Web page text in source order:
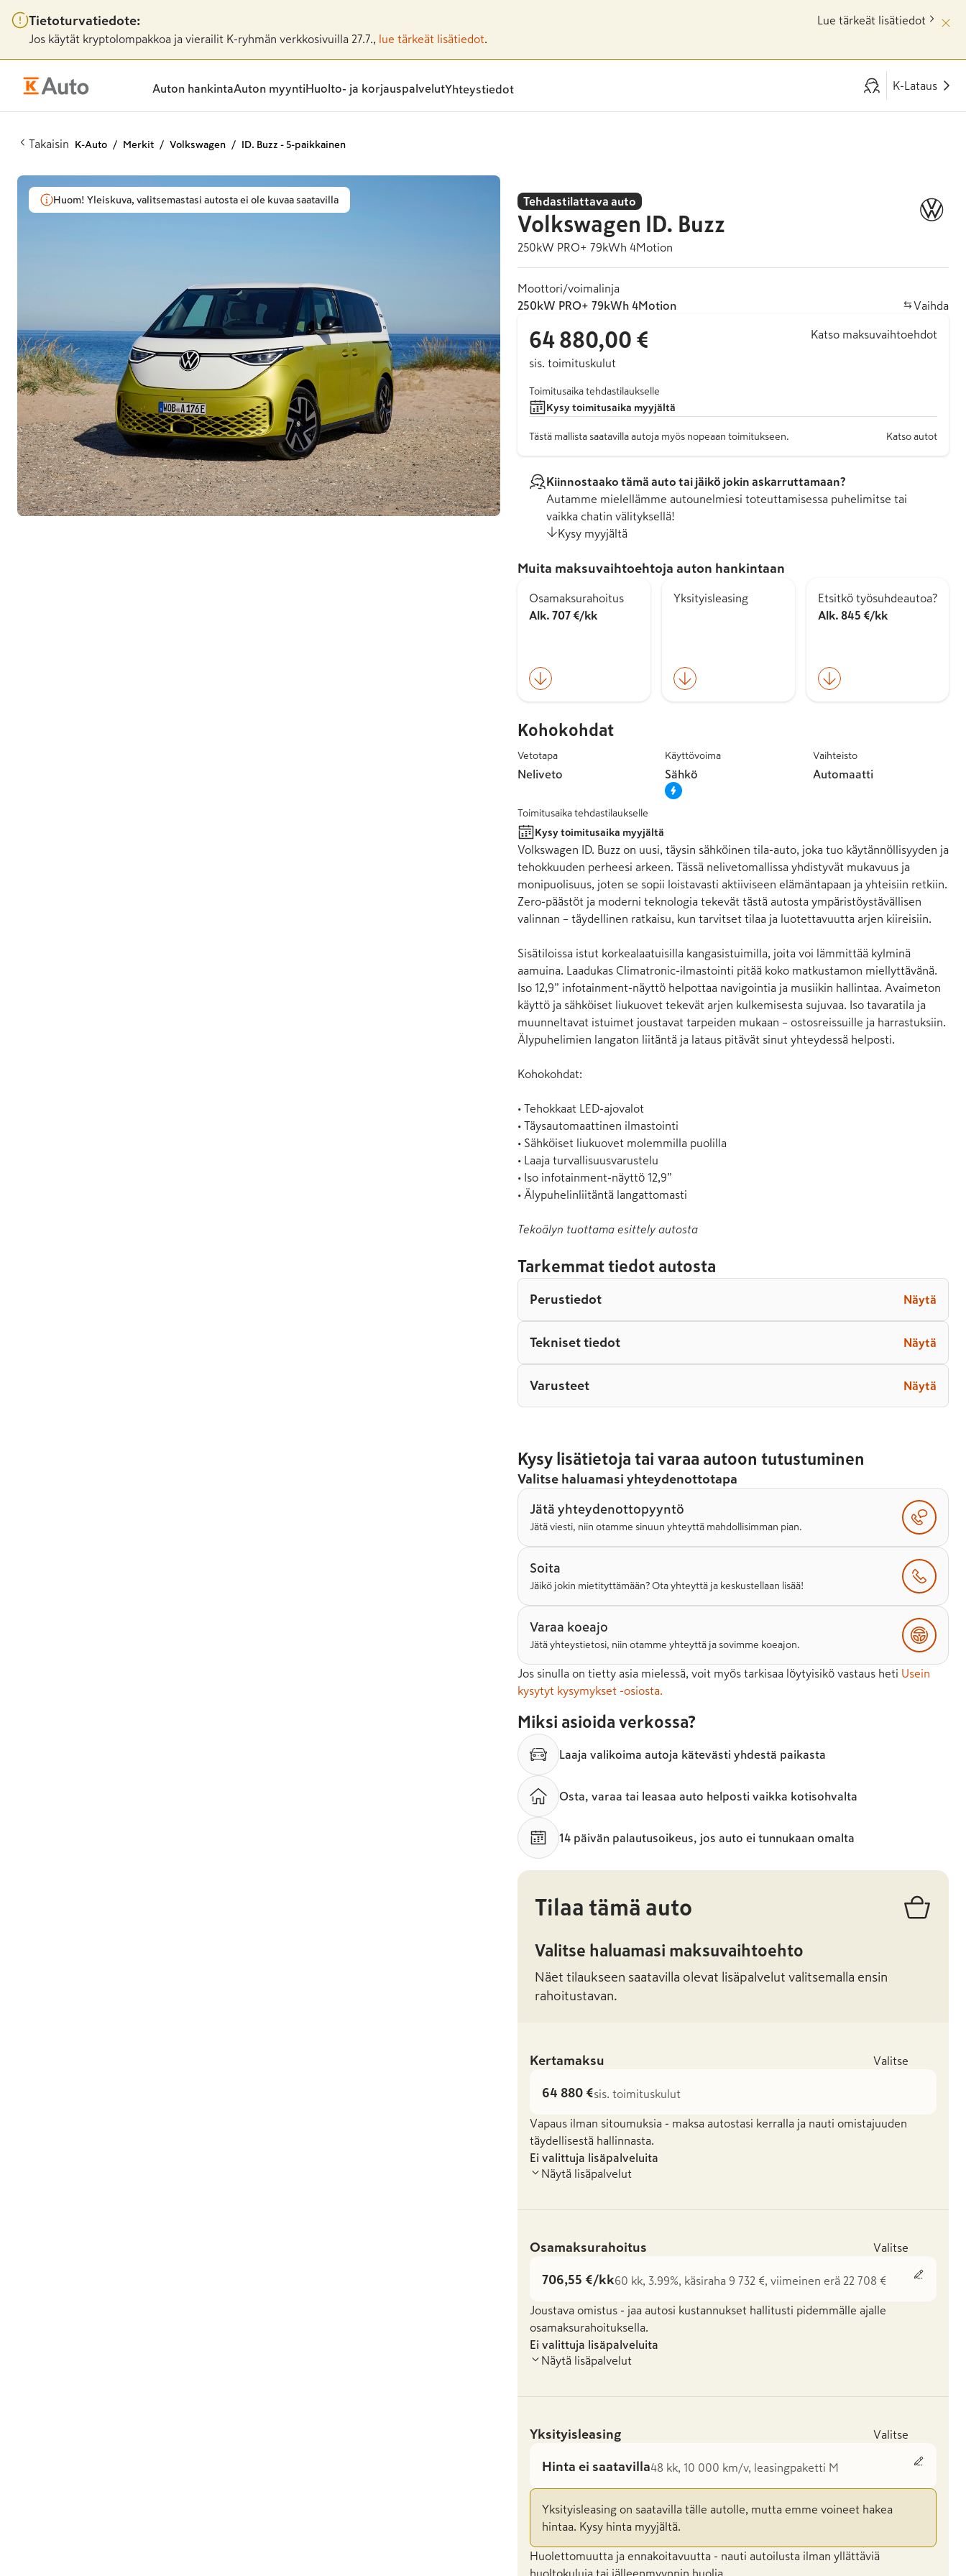
Tietoturvatiedote:
Jos käytät kryptolompakkoa ja vierailit K-ryhmän verkkosivuilla 27.7., lue tärkeät lisätiedot
Lue tärkeät lisätiedot
Auton hankintaAuton myynti Huolto- ja korjauspalvelutYhteystiedot K-Lataus
Takaisin K-Auto Merkit Volkswagen ID. Buzz - 5-paikkainen
Huom! Yleiskuva, valitsemastasi autosta ei ole kuvaa saatavilla Tehdastilattava auto
Volkswagen ID. Buzz
250kW PRO+ 79kWh 4Motion
Moottori/voimalinja
250kW PRO+ 79kWh 4Motion
Vaihda
64 880,00 €
sis. toimituskulut
Katso maksuvaihtoehdot
Toimitusaika tehdastilaukselle
Kysy toimitusaika myyjältä
Tästä mallista saatavilla autoja myös nopeaan toimitukseen. Katso autot
Kiinnostaako tämä auto tai jäikö jokin askarruttamaan?
Autamme mielellämme autounelmiesi toteuttamisessa puhelimitse tai
vaikka chatin välityksellä!
Kysy myyjältä
Muita maksuvaihtoehtoja auton hankintaan
Osamaksurahoitus
Alk. 707 €/kk
Yksityisleasing
Etsitkö työsuhdeautoa?
Alk. 845 €/kk
Kohokohdat
Vetotapa
Neliveto
Käyttövoima
Sähkö
Vaihteisto
Automaatti
Toimitusaika tehdastilaukselle
Kysy toimitusaika myyjältä
Volkswagen ID. Buzz on uusi, täysin sähköinen tila-auto, joka tuo käytännöllisyyden ja
tehokkuuden perheesi arkeen. Tässä nelivetomallissa yhdistyvät mukavuus ja
monipuolisuus, joten se sopii loistavasti aktiiviseen elämäntapaan ja yhteisiin retkiin.
Zero-päästöt ja moderni teknologia tekevät tästä autosta ympäristöystävällisen
valinnan – täydellinen ratkaisu, kun tarvitset tilaa ja luotettavuutta arjen kiireisiin.
Sisätiloissa istut korkealaatuisilla kangasistuimilla, joita voi lämmittää kylminä
aamuina. Laadukas Climatronic-ilmastointi pitää koko matkustamon miellyttävänä.
Iso 12,9” infotainment-näyttö helpottaa navigointia ja musiikin hallintaa. Avaimeton
käyttö ja sähköiset liukuovet tekevät arjen kulkemisesta sujuvaa. Iso tavaratila ja
muunneltavat istuimet joustavat tarpeiden mukaan – ostosreissuille ja harrastuksiin.
Älypuhelimien langaton liitäntä ja lataus pitävät sinut yhteydessä helposti.
Kohokohdat:
• Tehokkaat LED-ajovalot
• Täysautomaattinen ilmastointi
• Sähköiset liukuovet molemmilla puolilla
• Laaja turvallisuusvarustelu
• Iso infotainment-näyttö 12,9”
• Älypuhelinliitäntä langattomasti
Tekoälyn tuottama esittely autosta
Tarkemmat tiedot autosta
Perustiedot Näytä
Tekniset tiedot Näytä
Varusteet Näytä
Kysy lisätietoja tai varaa autoon tutustuminen
Valitse haluamasi yhteydenottotapa
Jätä yhteydenottopyyntö
Jätä viesti, niin otamme sinuun yhteyttä mahdollisimman pian.
Soita
Jäikö jokin mietityttämään? Ota yhteyttä ja keskustellaan lisää!
Varaa koeajo
Jätä yhteystietosi, niin otamme yhteyttä ja sovimme koeajon.
Jos sinulla on tietty asia mielessä, voit myös tarkisaa löytyisikö vastaus heti Usein
kysytyt kysymykset -osiosta.
Miksi asioida verkossa?
Laaja valikoima autoja kätevästi yhdestä paikasta
Osta, varaa tai leasaa auto helposti vaikka kotisohvalta
14 päivän palautusoikeus, jos auto ei tunnukaan omalta
Tilaa tämä auto
Valitse haluamasi maksuvaihtoehto
Näet tilaukseen saatavilla olevat lisäpalvelut valitsemalla ensin
rahoitustavan.
Kertamaksu Valitse
64 880 €sis. toimituskulut
Vapaus ilman sitoumuksia - maksa autostasi kerralla ja nauti omistajuuden
täydellisestä hallinnasta.
Ei valittuja lisäpalveluita
Näytä lisäpalvelut
Osamaksurahoitus Valitse
706,55 €/kk60 kk, 3.99%, käsiraha 9 732 €, viimeinen erä 22 708 €
Joustava omistus - jaa autosi kustannukset hallitusti pidemmälle ajalle
osamaksurahoituksella.
Ei valittuja lisäpalveluita
Näytä lisäpalvelut
Yksityisleasing Valitse
Hinta ei saatavilla48 kk, 10 000 km/v, leasingpaketti M
Yksityisleasing on saatavilla tälle autolle, mutta emme voineet hakea
hintaa. Kysy hinta myyjältä.
Huolettomuutta ja ennakoitavuutta - nauti autoilusta ilman yllättäviä
huoltokuluja tai jälleenmyynnin huolia.